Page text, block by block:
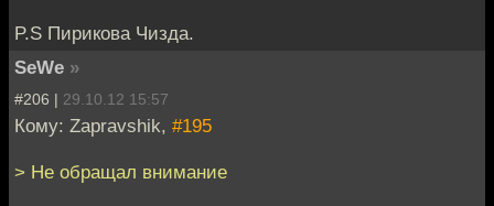
P.S Пирикова Чизда.
SeWe »
#206 | 29.10.12 15:57
Кому: Zapravshik, #195
> Не обращал внимание